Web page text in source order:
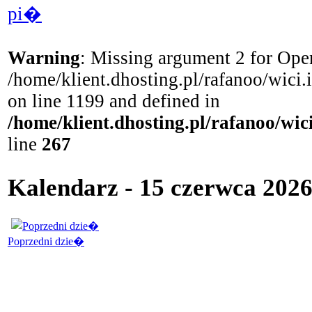
pi�
Warning: Missing argument 2 for
/home/klient.dhosting.pl/rafanoo/
on line 1199 and defined in
/home/klient.dhosting.pl/rafanoo/
line 267
Kalendarz - 15 czerwca
Poprzedni dzie�